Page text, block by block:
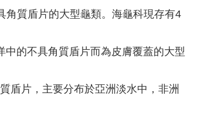
角質盾片的大型龜類。海龜科現存有4
的不具角質盾片而為皮膚覆蓋的大型
盾片，主要分布於亞洲淡水中，非洲